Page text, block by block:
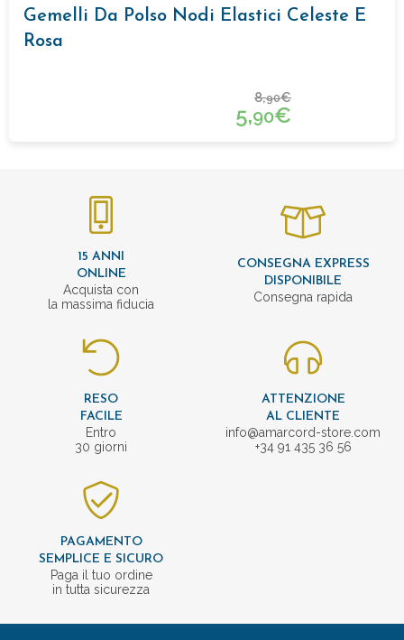
Gemelli Da Polso Nodi Elastici Celeste E
Rosa
8,90€
5,90€
15 ANNI
ONLINE
Acquista con
la massima fiducia
CONSEGNA EXPRESS
DISPONIBILE
Consegna rapida
RESO
FACILE
Entro
30 giorni
ATTENZIONE
AL CLIENTE
info@amarcord-store.com
+34 91 435 36 56
PAGAMENTO
SEMPLICE E SICURO
Paga il tuo ordine
in tutta sicurezza